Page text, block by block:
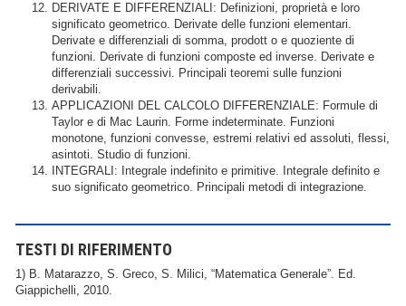
DERIVATE E DIFFERENZIALI: Definizioni, proprietà e loro
significato geometrico. Derivate delle funzioni elementari.
Derivate e differenziali di somma, prodott o e quoziente di
funzioni. Derivate di funzioni composte ed inverse. Derivate e
differenziali successivi. Principali teoremi sulle funzioni
derivabili.
APPLICAZIONI DEL CALCOLO DIFFERENZIALE: Formule di
Taylor e di Mac Laurin. Forme indeterminate. Funzioni
monotone, funzioni convesse, estremi relativi ed assoluti, flessi,
asintoti. Studio di funzioni.
INTEGRALI: Integrale indefinito e primitive. Integrale definito e
suo significato geometrico. Principali metodi di integrazione.
TESTI DI RIFERIMENTO
1) B. Matarazzo, S. Greco, S. Milici, “Matematica Generale”. Ed.
Giappichelli, 2010.